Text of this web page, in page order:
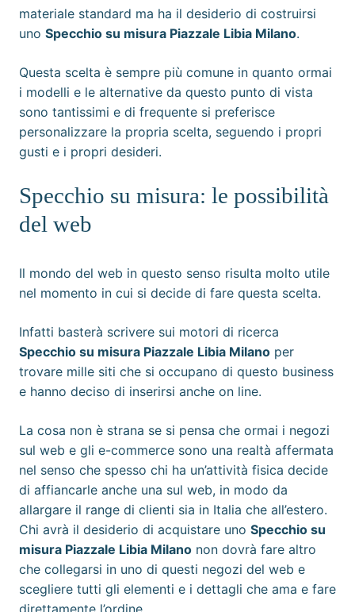
materiale standard ma ha il desiderio di costruirsi
uno Specchio su misura Piazzale Libia Milano.
Questa scelta è sempre più comune in quanto ormai
i modelli e le alternative da questo punto di vista
sono tantissimi e di frequente si preferisce
personalizzare la propria scelta, seguendo i propri
gusti e i propri desideri.
Specchio su misura: le possibilità
del web
Il mondo del web in questo senso risulta molto utile
nel momento in cui si decide di fare questa scelta.
Infatti basterà scrivere sui motori di ricerca
Specchio su misura Piazzale Libia Milano per
trovare mille siti che si occupano di questo business
e hanno deciso di inserirsi anche on line.
La cosa non è strana se si pensa che ormai i negozi
sul web e gli e-commerce sono una realtà affermata
nel senso che spesso chi ha un’attività fisica decide
di affiancarle anche una sul web, in modo da
allargare il range di clienti sia in Italia che all’estero.
Chi avrà il desiderio di acquistare uno Specchio su
misura Piazzale Libia Milano non dovrà fare altro
che collegarsi in uno di questi negozi del web e
scegliere tutti gli elementi e i dettagli che ama e fare